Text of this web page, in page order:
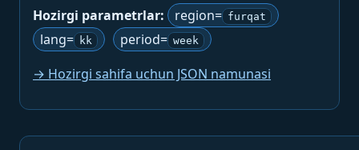
Hozirgi parametrlar: region= furqat
lang= kk period= week
→ Hozirgi sahifa uchun JSON namunasi